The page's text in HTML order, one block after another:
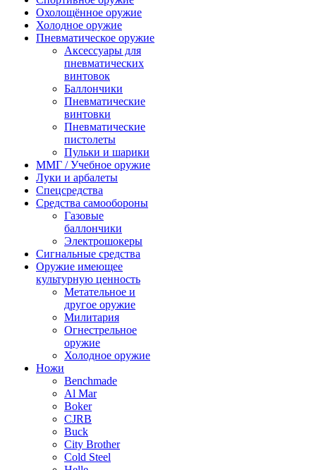
Охолощённое оружие
Холодное оружие
Пневматическое оружие
Аксессуары для
пневматических
винтовок
Баллончики
Пневматические
винтовки
Пневматические
пистолеты
Пульки и шарики
ММГ / Учебное оружие
Луки и арбалеты
Спецсредства
Средства самообороны
Газовые
баллончики
Электрошокеры
Сигнальные средства
Оружие имеющее
культурную ценность
Метательное и
другое оружие
Милитария
Огнестрельное
оружие
Холодное оружие
Ножи
Benchmade
Al Mar
Boker
CJRB
Buck
City Brother
Cold Steel